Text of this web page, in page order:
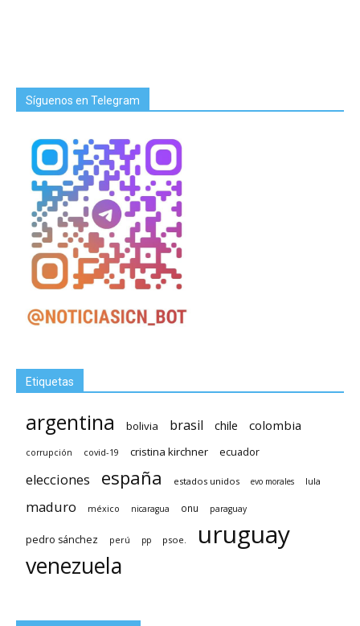
Síguenos en Telegram
Etiquetas
argentina bolivia brasil chile colombia
corrupción covid-19 cristina kirchner ecuador
elecciones españa estados unidos evo morales lula
maduro méxico nicaragua onu paraguay
pedro sánchez perú pp psoe. uruguay
venezuela